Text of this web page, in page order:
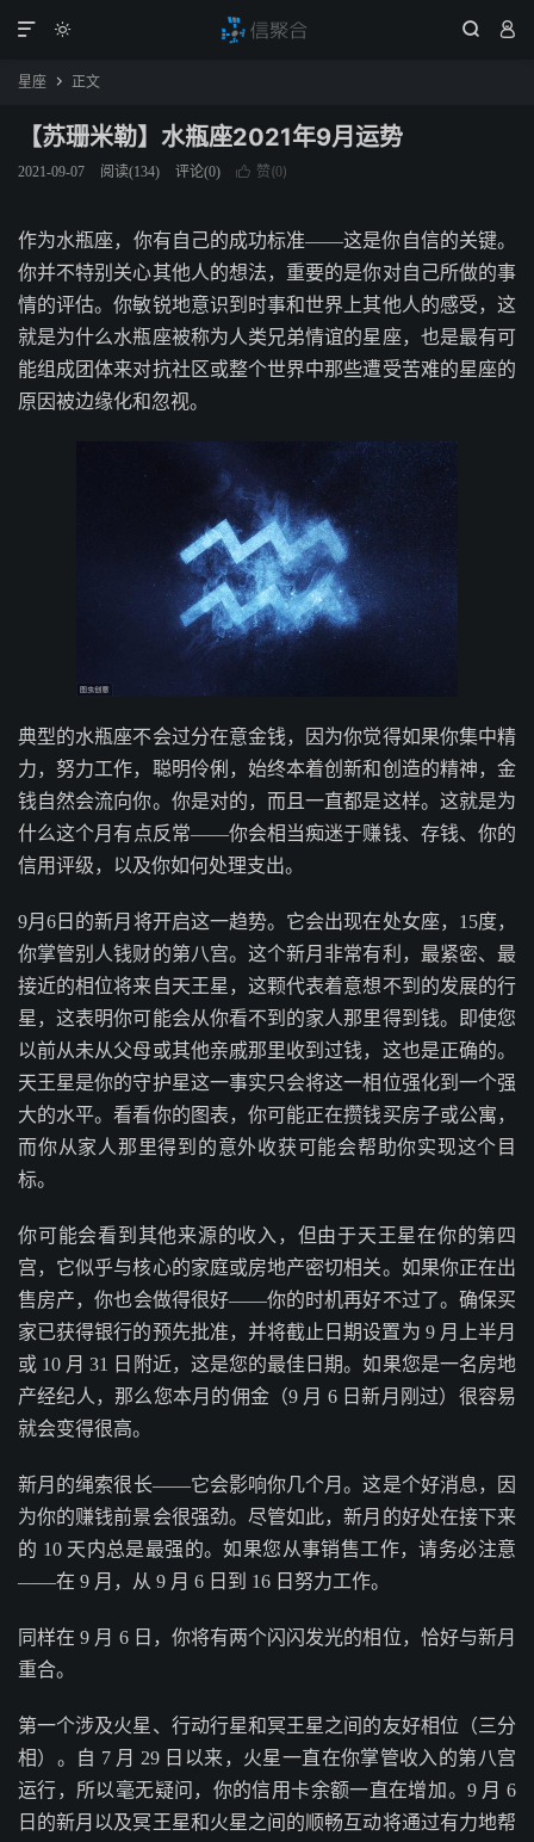
  

星座  正文
【苏珊米勒】水瓶座2021年9月运势
2021-09-07 阅读(134) 评论(0)  赞(0)
作为水瓶座，你有自己的成功标准——这是你自信的关键。
你并不特别关心其他人的想法，重要的是你对自己所做的事
情的评估。你敏锐地意识到时事和世界上其他人的感受，这
就是为什么水瓶座被称为人类兄弟情谊的星座，也是最有可
能组成团体来对抗社区或整个世界中那些遭受苦难的星座的
原因被边缘化和忽视。
典型的水瓶座不会过分在意金钱，因为你觉得如果你集中精
力，努力工作，聪明伶俐，始终本着创新和创造的精神，金
钱自然会流向你。你是对的，而且一直都是这样。这就是为
什么这个月有点反常——你会相当痴迷于赚钱、存钱、你的
信用评级，以及你如何处理支出。
9月6日的新月将开启这一趋势。它会出现在处女座，15度，
你掌管别人钱财的第八宫。这个新月非常有利，最紧密、最
接近的相位将来自天王星，这颗代表着意想不到的发展的行
星，这表明你可能会从你看不到的家人那里得到钱。即使您
以前从未从父母或其他亲戚那里收到过钱，这也是正确的。
天王星是你的守护星这一事实只会将这一相位强化到一个强
大的水平。看看你的图表，你可能正在攒钱买房子或公寓，
而你从家人那里得到的意外收获可能会帮助你实现这个目
标。
你可能会看到其他来源的收入，但由于天王星在你的第四
宫，它似乎与核心的家庭或房地产密切相关。如果你正在出
售房产，你也会做得很好——你的时机再好不过了。确保买
家已获得银行的预先批准，并将截止日期设置为 9 月上半月
或 10 月 31 日附近，这是您的最佳日期。如果您是一名房地
产经纪人，那么您本月的佣金（9 月 6 日新月刚过）很容易
就会变得很高。
新月的绳索很长——它会影响你几个月。这是个好消息，因
为你的赚钱前景会很强劲。尽管如此，新月的好处在接下来
的 10 天内总是最强的。如果您从事销售工作，请务必注意
——在 9 月，从 9 月 6 日到 16 日努力工作。
同样在 9 月 6 日，你将有两个闪闪发光的相位，恰好与新月
重合。
第一个涉及火星、行动行星和冥王星之间的友好相位（三分
相）。自 7 月 29 日以来，火星一直在你掌管收入的第八宫
运行，所以毫无疑问，你的信用卡余额一直在增​​加。9 月 6
日的新月以及冥王星和火星之间的顺畅互动将通过有力地帮